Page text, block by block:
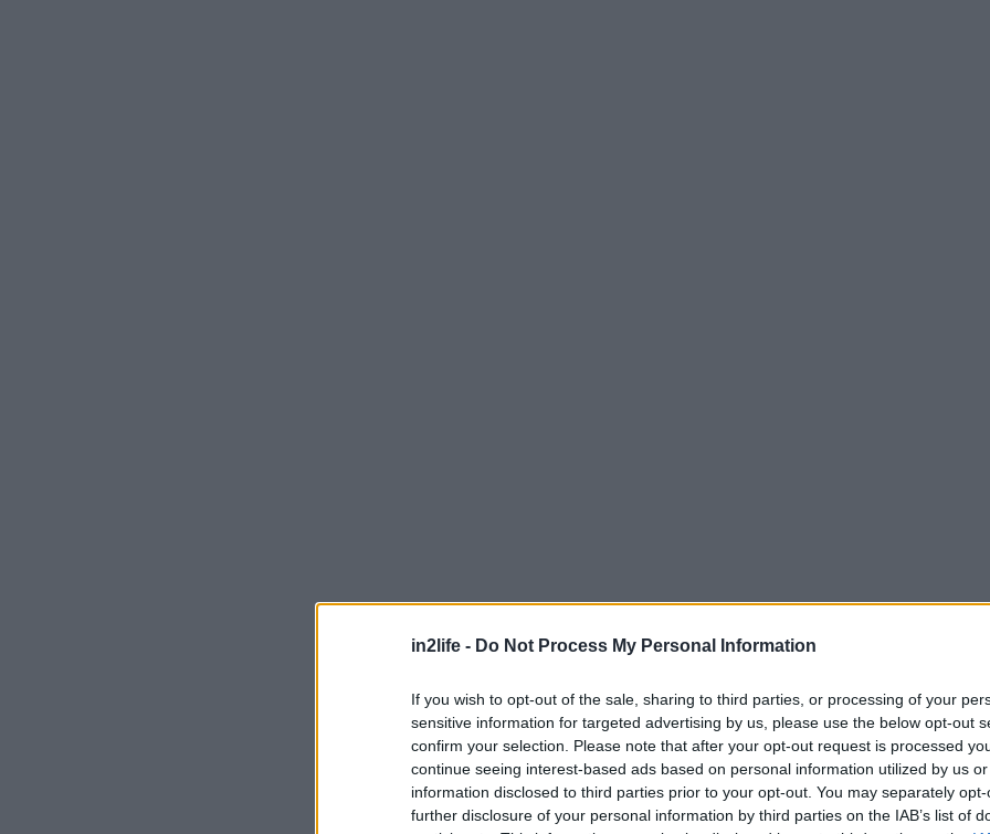
in2life - Do Not Process My Personal Information
If you wish to opt-out of the sale, sharing to third parties, or processing of your
sensitive information for targeted advertising by us, please use the below opt-out
confirm your selection. Please note that after your opt-out request is processed
continue seeing interest-based ads based on personal information utilized by us
information disclosed to third parties prior to your opt-out. You may separately
further disclosure of your personal information by third parties on the IAB’s list of
Ένα άκρως γοητευτικό μυθιστόρημα έδωσε ο Τεύκρος
αυστηρό επιστημονικό λόγο με την ελευθερία της τέχνης και της
Σ’ ένα μαθηματικό συνέδριο του 1900, ο Μιχαήλ Ιγερινός γνωρίζει
Κανταρτζή (αμφότεροι μαθηματικοί) και έκτοτε συνδέονται με βαθιά